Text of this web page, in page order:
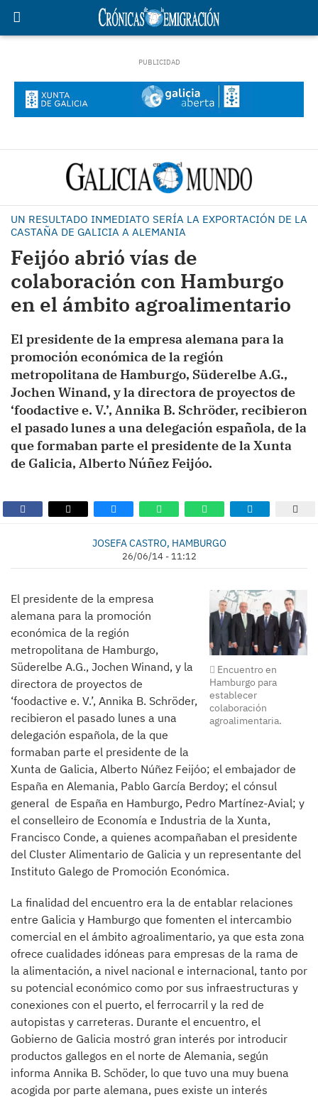
UN RESULTADO INMEDIATO SERÍA LA EXPORTACIÓN DE LA
CASTAÑA DE GALICIA A ALEMANIA
Feijóo abrió vías de
colaboración con Hamburgo
en el ámbito agroalimentario
El presidente de la empresa alemana para la
promoción económica de la región
metropolitana de Hamburgo, Süderelbe A.G.,
Jochen Winand, y la directora de proyectos de
‘foodactive e. V.’, Annika B. Schröder, recibieron
el pasado lunes a una delegación española, de la
que formaban parte el presidente de la Xunta
de Galicia, Alberto Núñez Feijóo.
JOSEFA CASTRO, HAMBURGO
26/06/14 - 11:12
Encuentro en
Hamburgo para
establecer
colaboración
agroalimentaria.
El presidente de la empresa
alemana para la promoción
económica de la región
metropolitana de Hamburgo,
Süderelbe A.G., Jochen Winand, y la
directora de proyectos de
‘foodactive e. V.’, Annika B. Schröder,
recibieron el pasado lunes a una
delegación española, de la que
formaban parte el presidente de la
Xunta de Galicia, Alberto Núñez Feijóo; el embajador de
España en Alemania, Pablo García Berdoy; el cónsul
general de España en Hamburgo, Pedro Martínez-Avial; y
el conselleiro de Economía e Industria de la Xunta,
Francisco Conde, a quienes acompañaban el presidente
del Cluster Alimentario de Galicia y un representante del
Instituto Galego de Promoción Económica.
La finalidad del encuentro era la de entablar relaciones
entre Galicia y Hamburgo que fomenten el intercambio
comercial en el ámbito agroalimentario, ya que esta zona
ofrece cualidades idóneas para empresas de la rama de
la alimentación, a nivel nacional e internacional, tanto por
su potencial económico como por sus infraestructuras y
conexiones con el puerto, el ferrocarril y la red de
autopistas y carreteras. Durante el encuentro, el
Gobierno de Galicia mostró gran interés por introducir
productos gallegos en el norte de Alemania, según
informa Annika B. Schöder, lo que tuvo una muy buena
acogida por parte alemana, pues existe un interés